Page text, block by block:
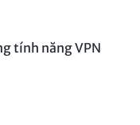
tính năng VPN